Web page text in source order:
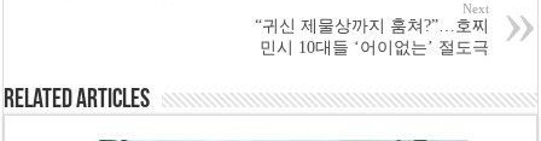
Next
“귀신 제물상까지 훔쳐?”…호찌
민시 10대들 ‘어이없는’ 절도극
Related Articles